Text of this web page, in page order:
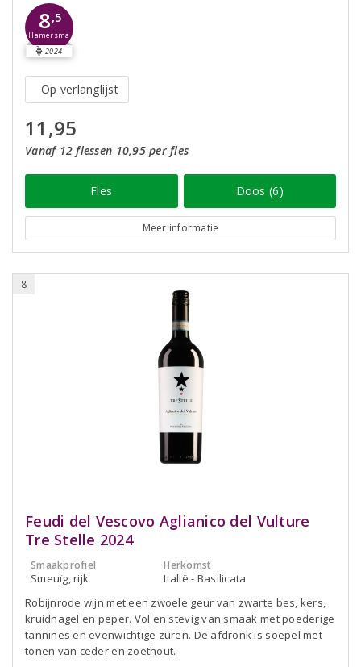
8,5
Hamersma
2024
Op verlanglijst
11,95
Vanaf 12 flessen 10,95 per fles
Fles Doos (6)
Meer informatie
8
Feudi del Vescovo Aglianico del Vulture
Tre Stelle 2024
Smaakprofiel
Smeuïg, rijk
Herkomst
Italië - Basilicata
Robijnrode wijn met een zwoele geur van zwarte bes, kers,
kruidnagel en peper. Vol en stevig van smaak met poederige
tannines en evenwichtige zuren. De afdronk is soepel met
tonen van ceder en zoethout.